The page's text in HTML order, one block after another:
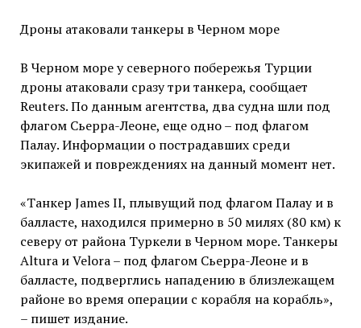
Дроны атаковали танкеры в Черном море
В Черном море у северного побережья Турции
дроны атаковали сразу три танкера, сообщает
Reuters. По данным агентства, два судна шли под
флагом Сьерра-Леоне, еще одно – под флагом
Палау. Информации о пострадавших среди
экипажей и повреждениях на данный момент нет.
«Танкер James II, плывущий под флагом Палау и в
балласте, находился примерно в 50 милях (80 км) к
северу от района Туркели в ⁠Черном море. Танкеры
Altura и Velora – под флагом Сьерра-Леоне и в
балласте, подверглись нападению в близлежащем
районе во время операции с корабля на корабль»,
– пишет издание.